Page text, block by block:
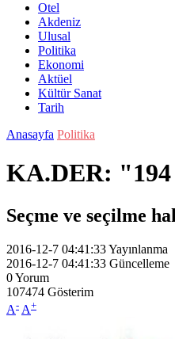
Otel
Akdeniz
Ulusal
Politika
Ekonomi
Aktüel
Kültür Sanat
Tarih
Anasayfa Politika
KA.DER:
Seçme ve seçilme
2016-12-7 04:41:33Yayınlanma
2016-12-7 04:41:33 Güncelleme
0Yorum
107474 Gösterim
A- A+